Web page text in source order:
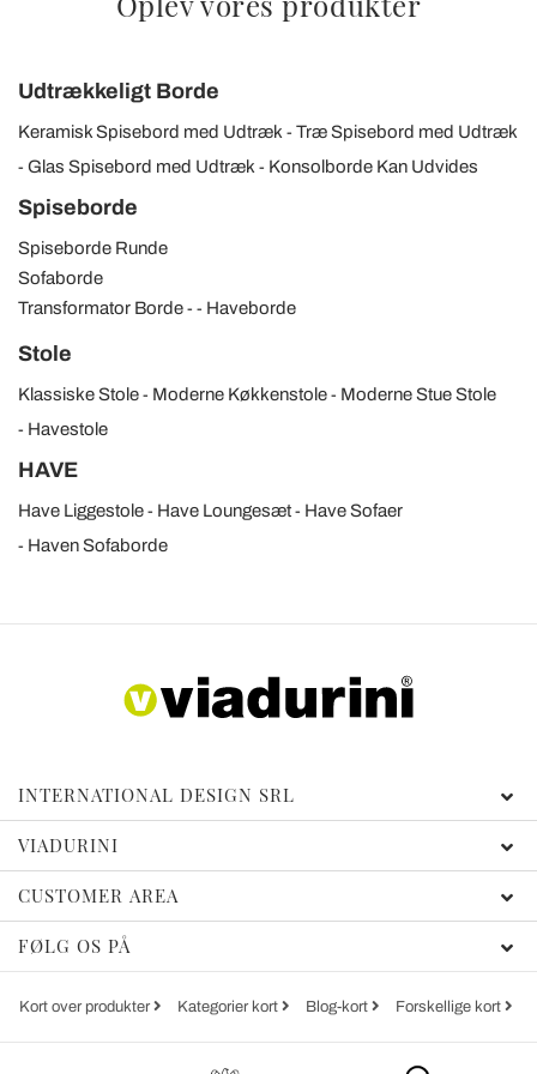
Udtrækkeligt Borde
Keramisk Spisebord med Udtræk
Træ Spisebord med Udtræk
Glas Spisebord med Udtræk
Konsolborde Kan Udvides
Spiseborde
Spiseborde Runde
Sofaborde
Transformator Borde
Haveborde
Stole
Klassiske Stole Moderne Køkkenstole
Moderne Stue Stole
Havestole
HAVE
Have Liggestole Have Loungesæt
Have Sofaer
Haven Sofaborde
INTERNATIONAL DESIGN SRL
VIADURINI
CUSTOMER AREA
FØLG OS PÅ
Kort over produkter Kategorier kort Blog-kort Forskellige kort